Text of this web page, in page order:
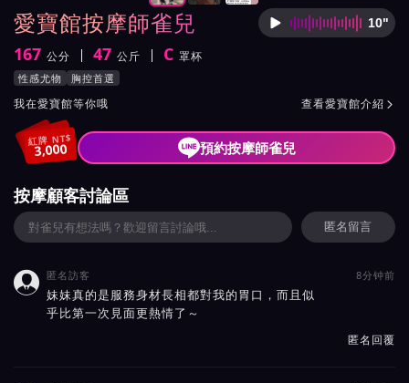
愛寶館按摩師雀兒 按摩師
10"
身高
167 公分
體重 47 公斤
罩杯 C 罩杯
按摩師雀兒服務風格與特色
性感尤物 胸控首選
按摩師雀兒所屬按摩會館介紹與班表
我在愛寶館等你哦 查看愛寶館介紹 
紅牌 NT$
3,000 預約按摩師雀兒
按摩顧客討論區
匿名留言
 匿名訪客 8分钟前
妹妹真的是服務身材長相都對我的胃口，而且似
乎比第一次見面更熱情了～
匿名回覆